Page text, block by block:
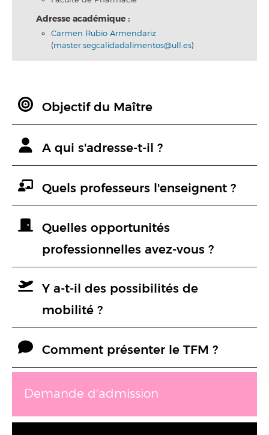
Adresse académique :
Carmen Rubio Armendariz
(master.segcalidadalimentos@ull.es)
Objectif du Maître
A qui s'adresse-t-il ?
Quels professeurs l'enseignent ?
Quelles opportunités
professionnelles avez-vous ?
Y a-t-il des possibilités de
mobilité ?
Comment présenter le TFM ?
Demande d'admission